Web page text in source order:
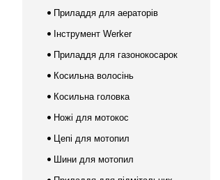
Приладдя для аераторів
Інструмент Werker
Приладдя для газонокосарок
Косильна волосінь
Косильна головка
Ножі для мотокос
Цепі для мотопил
Шини для мотопил